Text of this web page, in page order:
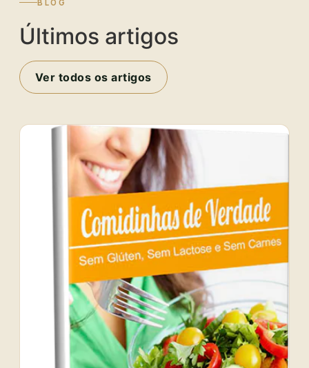
BLOG
Últimos artigos
Ver todos os artigos